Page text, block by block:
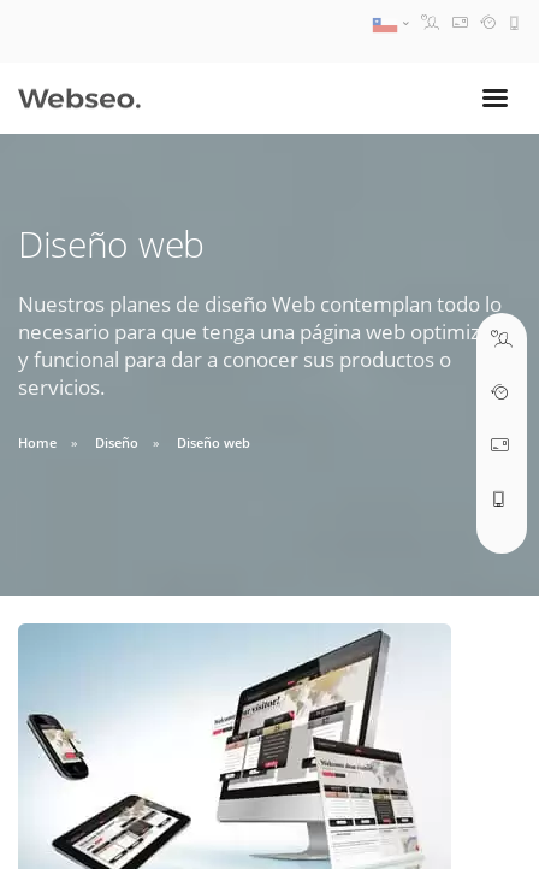
Diseño web
Nuestros planes de diseño Web contemplan todo lo
necesario para que tenga una página web optimizada
y funcional para dar a conocer sus productos o
servicios.
Home Diseño Diseño web
09:30 AM A 18:30 PM
soporte@webseo.cl